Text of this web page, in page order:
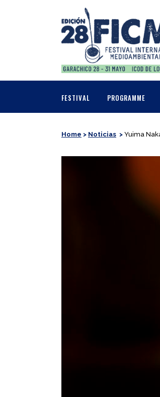
FESTIVAL PROGRAMME
Home > Noticias > Yuima